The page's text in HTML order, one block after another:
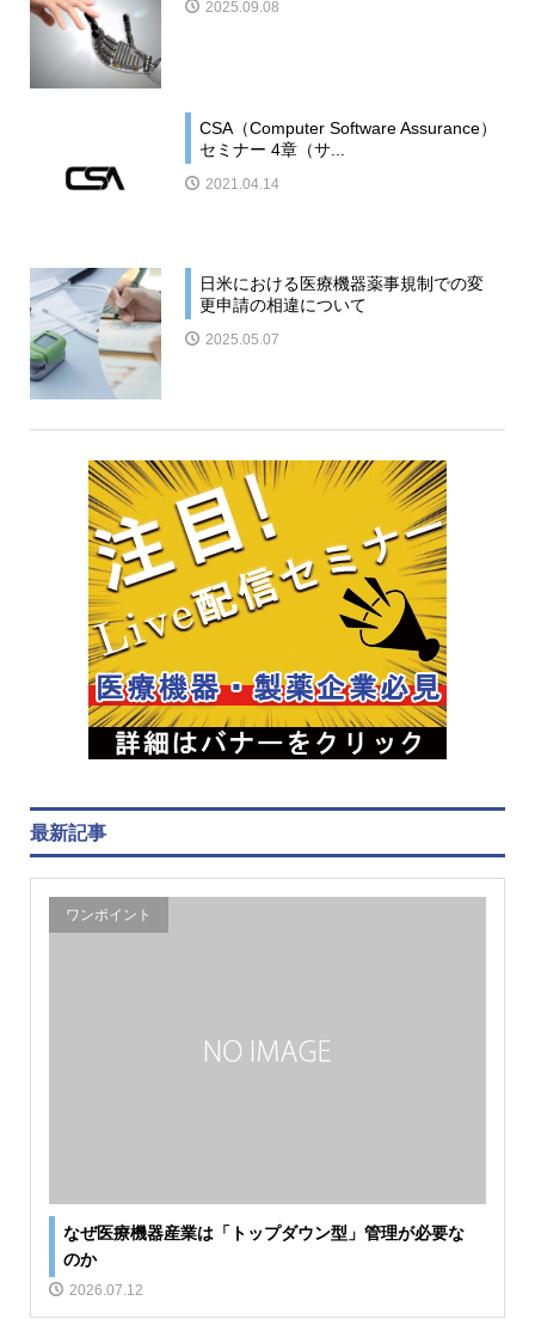
2025.09.08
CSA（Computer Software Assurance）
セミナー 4章（サ...
2021.04.14
日米における医療機器薬事規制での変
更申請の相違について
2025.05.07
最新記事
ワンポイント
なぜ医療機器産業は「トップダウン型」管理が必要な
のか
2026.07.12